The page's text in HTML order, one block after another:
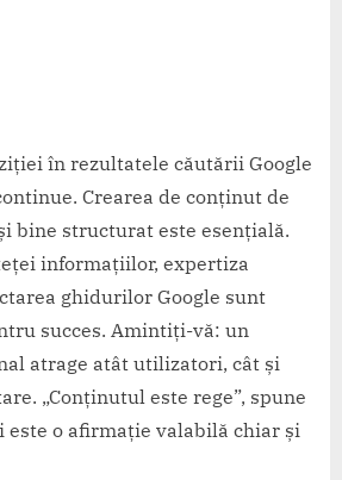
în rezultatele căutării Google
Crearea de conținut de
bine structurat este esențială.
informațiilor, expertiza
ghidurilor Google sunt
succes. Amintiți-vă: un
atrage atât utilizatori, cât și
„Conținutul este rege”, spune
este o afirmație valabilă chiar și